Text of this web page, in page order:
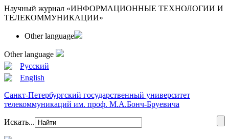
Научный журнал «ИНФОРМАЦИОННЫЕ ТЕХНОЛОГИИ И
ТЕЛЕКОММУНИКАЦИИ»
Other language
Other language
Русский
English
Санкт-Петербургский государственный университет
телекоммуникаций им. проф. М.А.Бонч-Бруевича
Искать...